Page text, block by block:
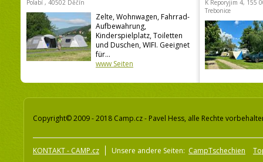
Polabí , 40502 Děčín
Zelte, Wohnwagen, Fahrrad-
Aufbewahrung,
Kinderspielplatz, Toiletten
und Duschen, WIFI. Geeignet
für...
www Seiten
K Reporyjim 4, 155
Trebonice
Copyright© 2009 - 2018 Camp.cz - Pavel Hess, alle Rechte
KONTAKT - CAMP.cz Unsere andere Seiten: CampTschechien